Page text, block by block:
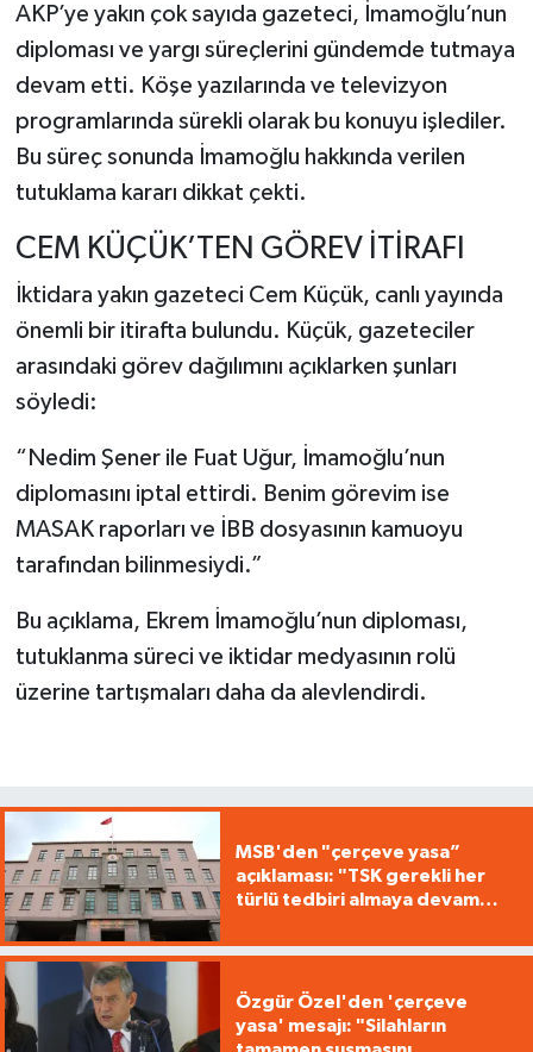
AKP’ye yakın çok sayıda gazeteci, İmamoğlu’nun
diploması ve yargı süreçlerini gündemde tutmaya
devam etti. Köşe yazılarında ve televizyon
programlarında sürekli olarak bu konuyu işlediler.
Bu süreç sonunda İmamoğlu hakkında verilen
tutuklama kararı dikkat çekti.
CEM KÜÇÜK’TEN GÖREV İTİRAFI
İktidara yakın gazeteci Cem Küçük, canlı yayında
önemli bir itirafta bulundu. Küçük, gazeteciler
arasındaki görev dağılımını açıklarken şunları
söyledi:
“Nedim Şener ile Fuat Uğur, İmamoğlu’nun
diplomasını iptal ettirdi. Benim görevim ise
MASAK raporları ve İBB dosyasının kamuoyu
tarafından bilinmesiydi.”
Bu açıklama, Ekrem İmamoğlu’nun diploması,
tutuklanma süreci ve iktidar medyasının rolü
üzerine tartışmaları daha da alevlendirdi.
MSB'den "çerçeve yasa”
açıklaması: "TSK gerekli her
türlü tedbiri almaya devam
Özgür Özel'den 'çerçeve
yasa' mesajı: "Silahların